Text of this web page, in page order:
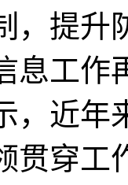
，提升
息工作
，近年
贯穿工